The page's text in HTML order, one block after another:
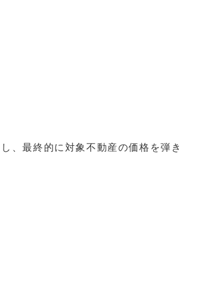
、最終的に対象不動産の価格を弾き